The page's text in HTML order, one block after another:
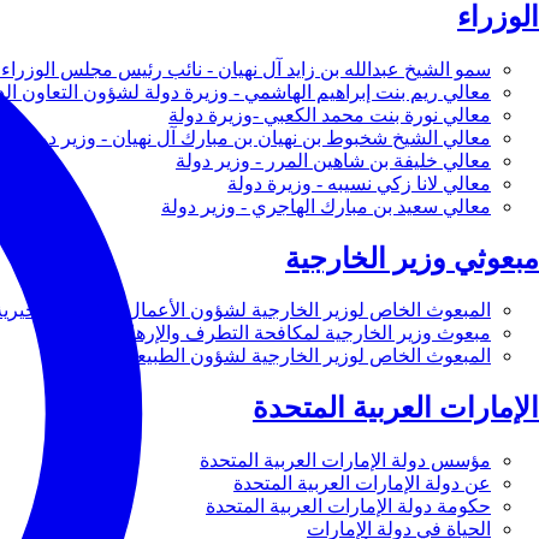
الوزراء
سمو الشيخ عبدالله بن زايد آل نهيان - نائب رئيس مجلس الوزراء
معالي ريم بنت إبراهيم الهاشمي - وزيرة دولة لشؤون التعاون
معالي نورة بنت محمد الكعبي -وزيرة دولة
معالي الشيخ شخبوط بن نهيان بن مبارك آل نهيان - وزير دولة
معالي خليفة بن شاهين المرر - وزير دولة
معالي لانا زكي نسيبه - وزيرة دولة
معالي سعيد بن مبارك الهاجري - وزير دولة
مبعوثي وزير الخارجية
المبعوث الخاص لوزير الخارجية لشؤون الأعمال والأعمال
مبعوث وزير الخارجية لمكافحة التطرف والإرهاب
المبعوث الخاص لوزير الخارجية لشؤون الطبيعة
الإمارات العربية المتحدة
مؤسس دولة الإمارات العربية المتحدة
عن دولة الإمارات العربية المتحدة
حكومة دولة الإمارات العربية المتحدة
الحياة في دولة الإمارات